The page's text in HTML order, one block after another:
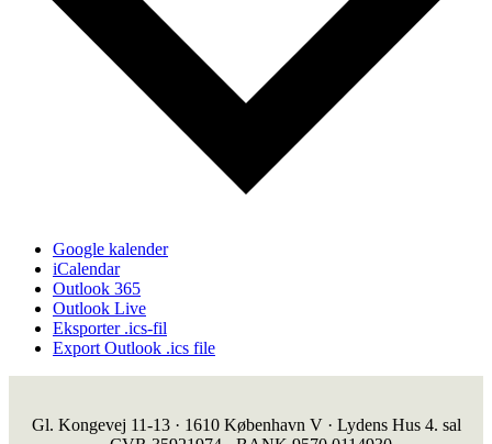
Google kalender
iCalendar
Outlook 365
Outlook Live
Eksporter .ics-fil
Export Outlook .ics file
Gl. Kongevej 11-13 · 1610 København V · Lydens Hus 4. sal